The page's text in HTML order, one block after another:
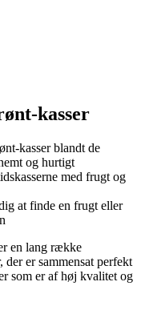
kasser
kasser blandt de
og hurtigt
med frugt og
at finde en frugt eller
en lang række
der er sammensat perfekt
som er af høj kvalitet og